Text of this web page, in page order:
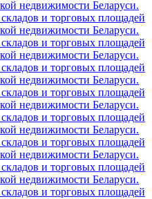
недвижимости Беларуси.
и торговых площадей
недвижимости Беларуси.
и торговых площадей
недвижимости Беларуси.
и торговых площадей
недвижимости Беларуси.
и торговых площадей
недвижимости Беларуси.
и торговых площадей
недвижимости Беларуси.
и торговых площадей
недвижимости Беларуси.
и торговых площадей
недвижимости Беларуси.
и торговых площадей